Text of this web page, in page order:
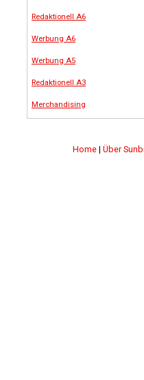
Redaktionell A6
Werbung A6
Werbung A5
Redaktionell A3
Merchandising
Home | Über